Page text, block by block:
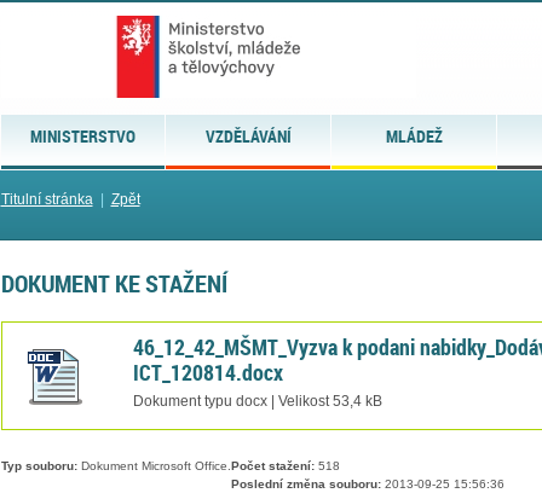
MINISTERSTVO VZDĚLÁVÁNÍ MLÁDEŽ
Titulní stránka| Zpět
DOKUMENT KE STAŽENÍ
46_12_42_MŠMT_Vyzva k podani
ICT_120814.docx
Dokument typu docx | Velikost 53,4 kB
Typ souboru:Dokument Microsoft Office. Počet stažení:518
Poslední změna souboru:2013-09-25 15:56:36